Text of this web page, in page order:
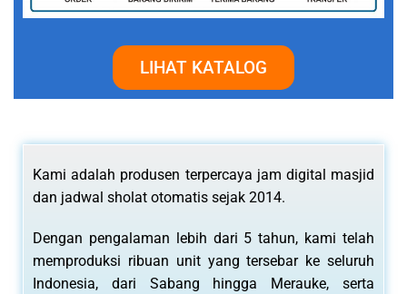
LIHAT KATALOG
Kami adalah produsen terpercaya jam digital masjid
dan jadwal sholat otomatis sejak 2014.
Dengan pengalaman lebih dari 5 tahun, kami telah
memproduksi ribuan unit yang tersebar ke seluruh
Indonesia, dari Sabang hingga Merauke, serta